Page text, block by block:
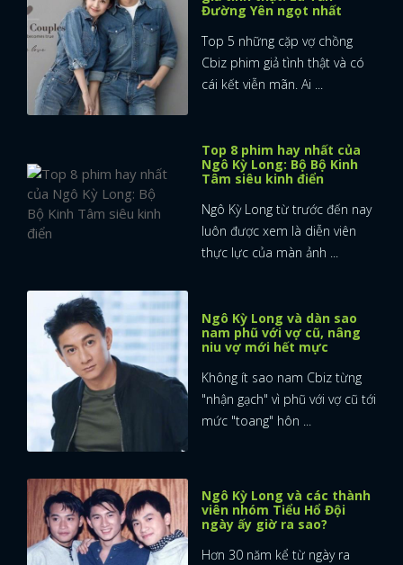
Đường Yên ngọt nhất
Top 5 những cặp vợ chồng
Cbiz phim giả tình thật và có
cái kết viễn mãn. Ai ...
Top 8 phim hay nhất của
Ngô Kỳ Long: Bộ Bộ Kinh
Tâm siêu kinh điển
Ngô Kỳ Long từ trước đến nay
luôn được xem là diễn viên
thực lực của màn ảnh ...
Ngô Kỳ Long và dàn sao
nam phũ với vợ cũ, nâng
niu vợ mới hết mực
Không ít sao nam Cbiz từng
"nhận gạch" vì phũ với vợ cũ tới
mức "toang" hôn ...
Ngô Kỳ Long và các thành
viên nhóm Tiểu Hổ Đội
ngày ấy giờ ra sao?
Hơn 30 năm kể từ ngày ra